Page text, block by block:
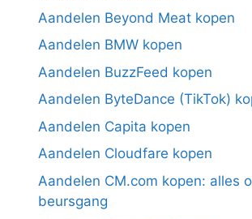
Aandelen Beyond Meat kopen
Aandelen BMW kopen
Aandelen BuzzFeed kopen
Aandelen ByteDance (TikTok)
Aandelen Capita kopen
Aandelen Cloudfare kopen
Aandelen CM.com kopen: alles
beursgang